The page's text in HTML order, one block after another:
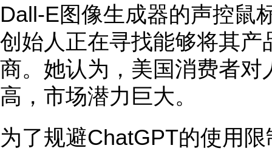
Dall-E图像生成器的声控鼠
创始人正在寻找能够将其
商。她认为，美国消费者
高，市场潜力巨大。
为了规避ChatGPT的使用